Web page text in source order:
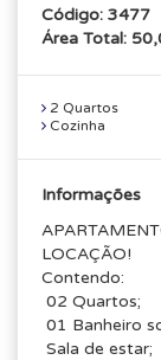
Código: 3477
Área Total:
2 Quartos
Cozinha
Informações
LOCAÇÃO!
Contendo:
02 Quartos;
01 Banheiro
Sala de estar;